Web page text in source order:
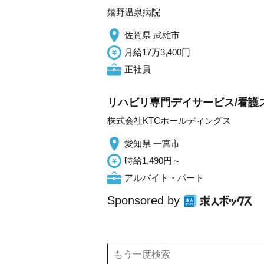
嬉野温泉病院
佐賀県 武雄市
月給17万3,400円
正社員
リハビリ専門デイサービス/看護
株式会社KTCホールディングス
愛知県 一宮市
時給1,490円～
アルバイト・パート
Sponsored by